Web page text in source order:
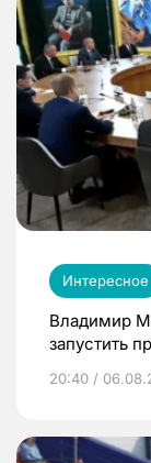
Интересное
Владимир
запустить
20:40 /